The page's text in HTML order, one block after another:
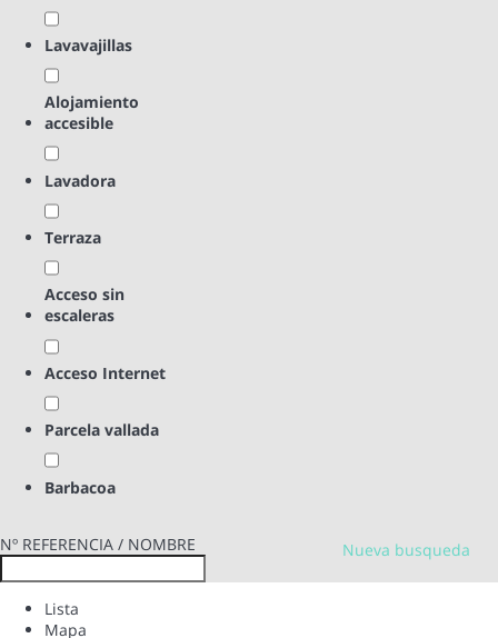
Lavavajillas
Alojamiento
accesible
Lavadora
Terraza
Acceso sin
escaleras
Acceso Internet
Parcela vallada
Barbacoa
Nueva busqueda
Nº REFERENCIA / NOMBRE
Lista
Mapa